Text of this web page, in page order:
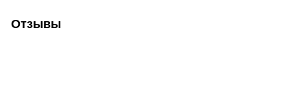
Отзывы